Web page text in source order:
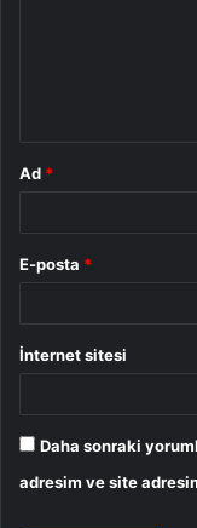
Ad *
E-posta *
İnternet sitesi
Daha sonraki
adresim ve site